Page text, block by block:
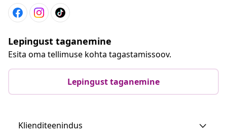
Lepingust taganemine
Esita oma tellimuse kohta tagastamissoov.
Lepingust taganemine
Klienditeenindus